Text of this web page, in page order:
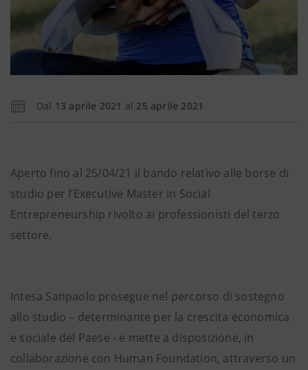
Dal 13 aprile 2021 al 25 aprile 2021
Aperto fino al 25/04/21 il bando relativo alle borse di
studio per l’Executive Master in Social
Entrepreneurship rivolto ai professionisti del terzo
settore.
Intesa Sanpaolo prosegue nel percorso di sostegno
allo studio – determinante per la crescita economica
e sociale del Paese - e mette a disposizione, in
collaborazione con Human Foundation, attraverso un